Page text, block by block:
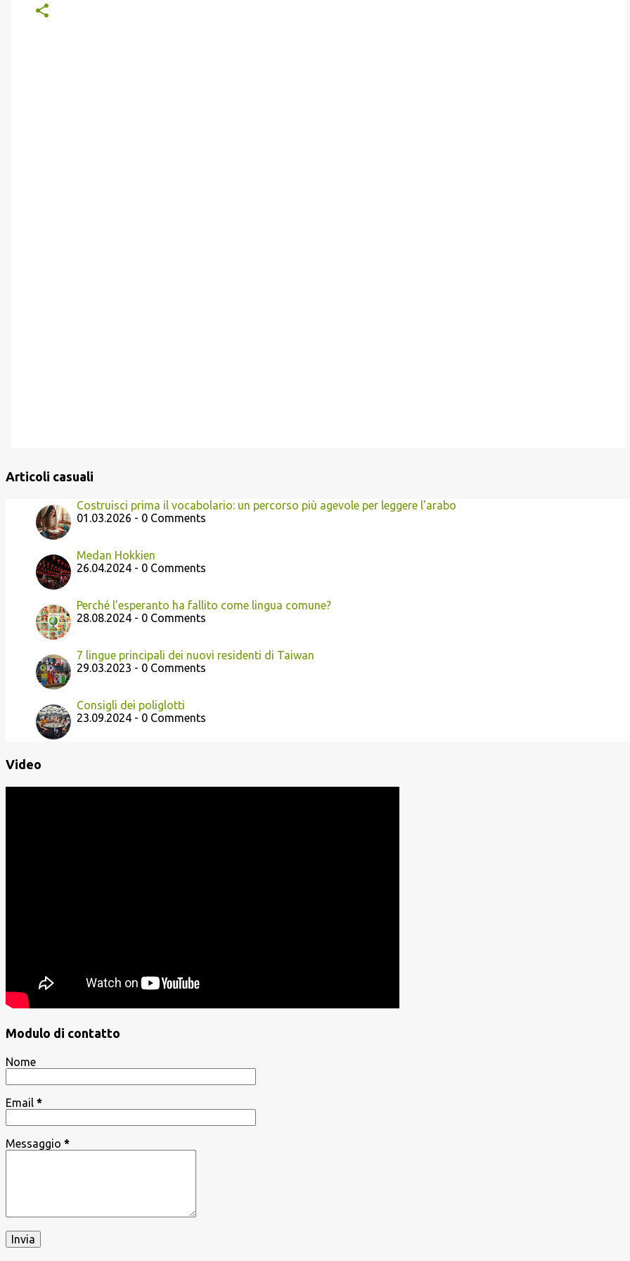
Articoli casuali
Costruisci prima il vocabolario: un percorso più agevole per leggere l'arabo
01.03.2026 - 0 Comments
Medan Hokkien
26.04.2024 - 0 Comments
Perché l'esperanto ha fallito come lingua comune?
28.08.2024 - 0 Comments
7 lingue principali dei nuovi residenti di Taiwan
29.03.2023 - 0 Comments
Consigli dei poliglotti
23.09.2024 - 0 Comments
Video
Modulo di contatto
Nome
Email *
Messaggio *